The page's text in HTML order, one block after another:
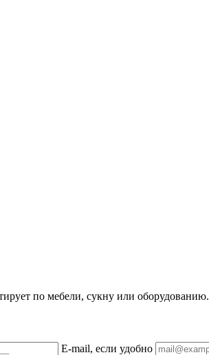
по мебели, сукну или оборудованию.
E-mail, если удобно